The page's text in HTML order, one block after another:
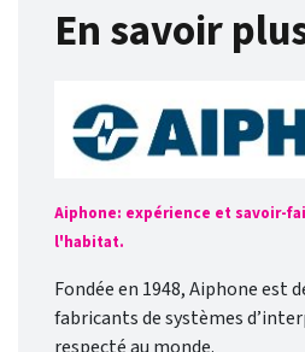
En savoir
Aiphone: expérience et savoir-
l'habitat.
Fondée en 1948, Aiphone est
fabricants de systèmes